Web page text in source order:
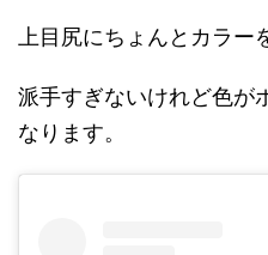
上目尻にちょんとカラー
派手すぎないけれど色が
なります。